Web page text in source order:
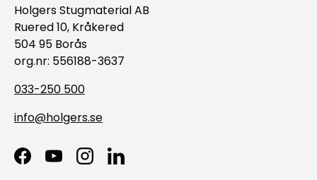
Holgers Stugmaterial AB
Ruered 10, Kråkered
504 95 Borås
org.nr: 556188-3637
033-250 500
info@holgers.se
Facebook
YouTubeInstagramLinkedIn